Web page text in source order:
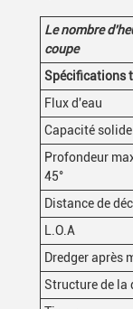
Le nombre
coupe
Spécifications
Flux d'eau
Capacité solide
Profondeur
45°
Distance de
L.O.A
Dredger après
Structure de la